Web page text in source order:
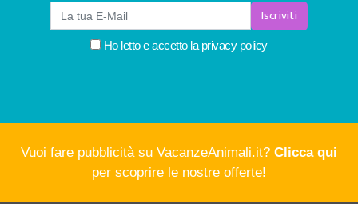
Iscriviti
Ho letto e accetto laprivacy policy
Vuoi fare pubblicità su VacanzeAnimali.it? Clicca qui
per scoprire le nostre offerte!